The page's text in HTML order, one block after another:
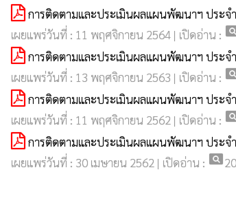
การติดตามและประเมินผลแผนพัฒนาฯ ประ
เผยแพร่วันที่ : 11 พฤศจิกายน 2564 | เปิดอ่าน :
การติดตามและประเมินผลแผนพัฒนาฯ ประ
เผยแพร่วันที่ : 13 พฤศจิกายน 2563 | เปิดอ่าน :
การติดตามและประเมินผลแผนพัฒนาฯ ประ
เผยแพร่วันที่ : 11 พฤศจิกายน 2562 | เปิดอ่าน :
การติดตามและประเมินผลแผนพัฒนาฯ ปร
เผยแพร่วันที่ : 30 เมษายน 2562 | เปิดอ่าน : pageview